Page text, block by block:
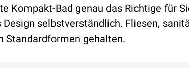
Kompakt-Bad genau das Richtige für
Design selbstverständlich. Fliesen,
Standardformen gehalten.